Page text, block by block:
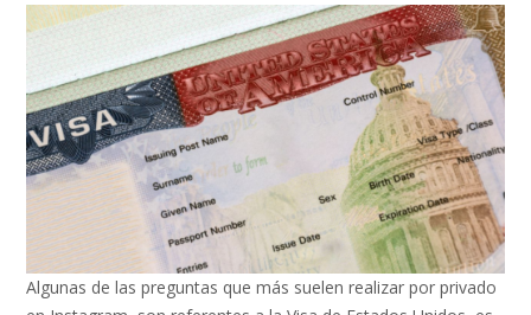
Algunas de las preguntas que más suelen realizar por privado